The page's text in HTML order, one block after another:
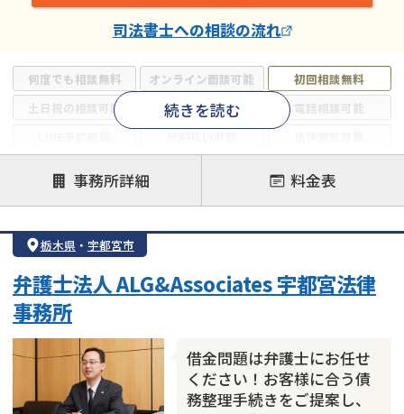
何度でも相談無料 オンライン面談可能
初回相談無料
土日祝の相談可能
19時以降電話可能
電話相談可能
借金返済相談・交渉
自己破産
任意整理
個人再生
会社破産・法人破産
住宅ローン
消費者金融・サラ金
カードローン
続きを読む
司法書士への相談の流れ
事務所詳細 料金表
栃木県 ・ 宇都宮市
借金問題は弁護士にお任せ
ください！お客様に合う債
務整理手続きをご提案し、
弁護士法人 ALG&Associates 宇都宮法律
事務所